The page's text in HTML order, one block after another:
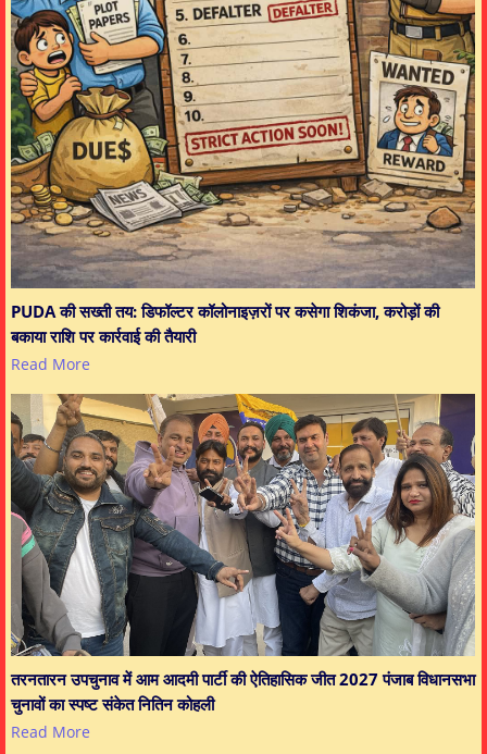
PUDA की सख्ती तय: डिफॉल्टर कॉलोनाइज़रों पर कसेगा शिकंजा, करोड़ों की
बकाया राशि पर कार्रवाई की तैयारी
Read More
तरनतारन उपचुनाव में आम आदमी पार्टी की ऐतिहासिक जीत 2027 पंजाब विधानसभा
चुनावों का स्पष्ट संकेत नितिन कोहली
Read More